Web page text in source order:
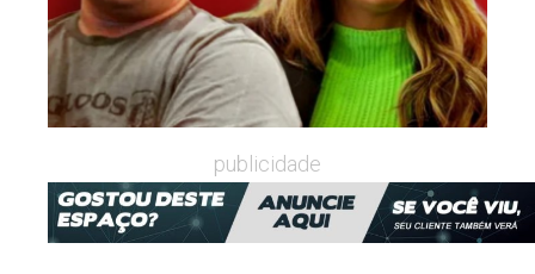
publicidade